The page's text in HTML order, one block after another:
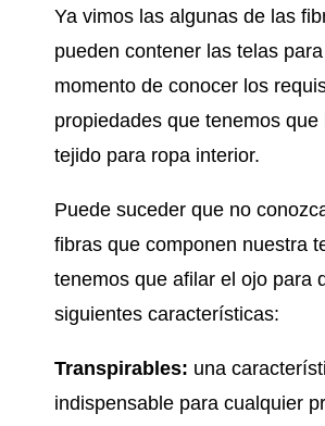
Ya vimos las algunas de las
pueden contener las telas
momento de conocer los
propiedades que tenemos que
tejido para ropa interior.
Puede suceder que no
fibras que componen nuestra
tenemos que afilar el ojo para
siguientes características:
Transpirables: una
indispensable para cualquier